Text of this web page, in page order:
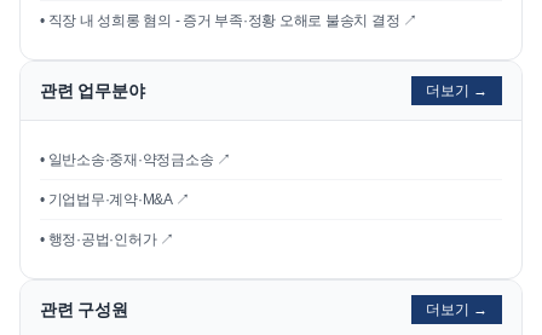
• 직장 내 성희롱 혐의 - 증거 부족·정황 오해로 불송치 결정 ↗
관련 업무분야 더보기 →
• 일반소송·중재·약정금소송 ↗
• 기업법무·계약·M&A ↗
• 행정·공법·인허가 ↗
관련 구성원 더보기 →